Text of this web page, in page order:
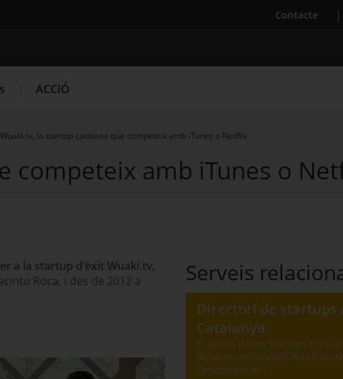
Contacte .
Cercador
Convocatòries d'ajuts obertes Últimes notícies Properes
ACCIÓ
Wuaki.tv, la startup catalana que competeix amb iTunes o Netflix
competeix amb iTunes o
a la startup d'èxit Wuaki.tv,
Roca, i des de 2012 a
Serveis
Directori de startups
Catalunya
El portal de les startups més
Busques innovació? Vols
Descobreix-lo!